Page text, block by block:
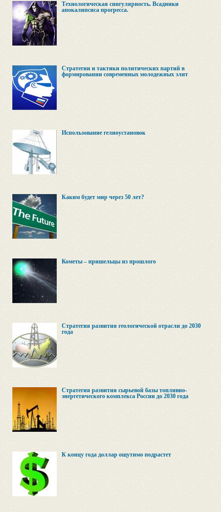
Технологическая сингулярность. Всадники
апокалипсиса прогресса.
Стратегии и тактики политических партий в
формировании современных молодежных элит
Использование гелиоустановок
Каким будет мир через 50 лет?
Кометы – пришельцы из прошлого
Стратегия развития геологической отрасли до 2030
года
Стратегия развития сырьевой базы топливно-
энергетического комплекса России до 2030 года
К концу года доллар ощутимо подрастет